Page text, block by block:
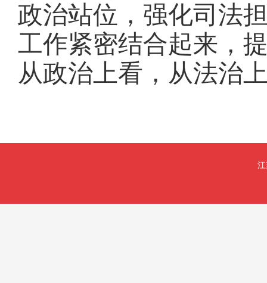
政治站位，强化司法
工作紧密结合起来，
从政治上看，从法治